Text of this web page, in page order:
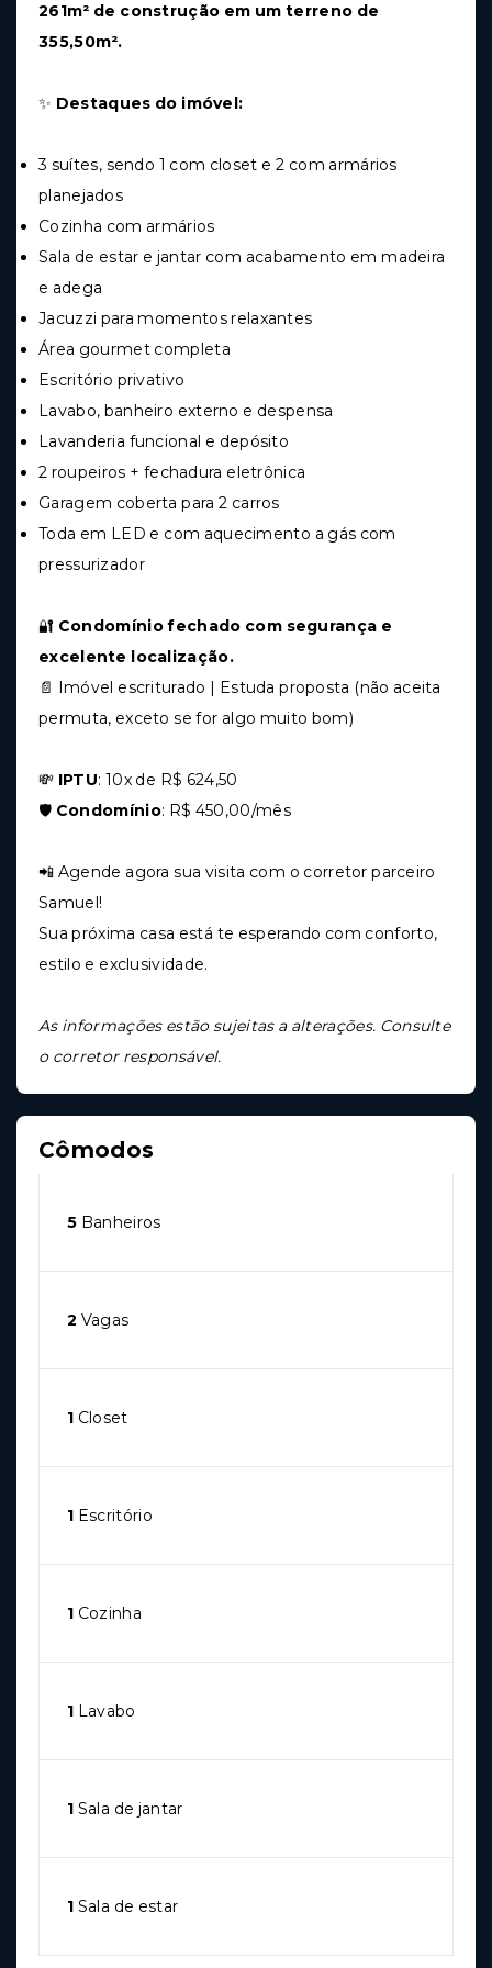
261m² de construção em um terreno de
355,50m².
✨ Destaques do imóvel:
3 suítes, sendo 1 com closet e 2 com armários
planejados
Cozinha com armários
Sala de estar e jantar com acabamento em madeira
e adega
Jacuzzi para momentos relaxantes
Área gourmet completa
Escritório privativo
Lavabo, banheiro externo e despensa
Lavanderia funcional e depósito
2 roupeiros + fechadura eletrônica
Garagem coberta para 2 carros
Toda em LED e com aquecimento a gás com
pressurizador
🔐 Condomínio fechado com segurança e
excelente localização.
📄 Imóvel escriturado | Estuda proposta (não aceita
permuta, exceto se for algo muito bom)
💸 IPTU: 10x de R$ 624,50
🛡️ Condomínio: R$ 450,00/mês
📲 Agende agora sua visita com o corretor parceiro
Samuel!
Sua próxima casa está te esperando com conforto,
estilo e exclusividade.
As informações estão sujeitas a alterações. Consulte
o corretor responsável.
Cômodos
5 Banheiros
2 Vagas
1 Closet
1 Escritório
1 Cozinha
1 Lavabo
1 Sala de jantar
1 Sala de estar